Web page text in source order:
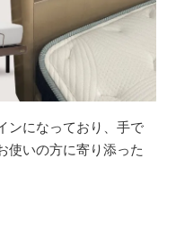
ンになっており、手で
使いの方に寄り添った